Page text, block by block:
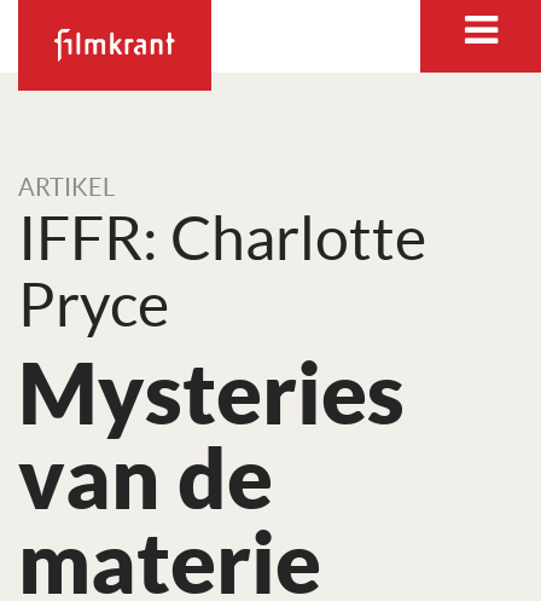
ARTIKEL
IFFR: Charlotte
Pryce
Mysteries
van de
materie